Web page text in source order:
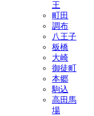
王
町田
調布
八王子
板橋
大崎
御徒町
本郷
駒込
高田馬
場